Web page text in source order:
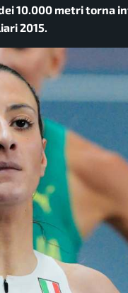
10.000 metri torna
2015.